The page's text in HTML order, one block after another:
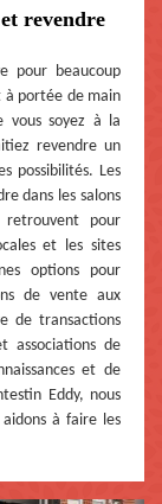
revendre
pour beaucoup
à portée de main
vous soyez à la
revendre un
possibilités. Les
dans les salons
retrouvent pour
et les sites
options pour
de vente aux
de transactions
associations de
et de
Eddy, nous
à faire les